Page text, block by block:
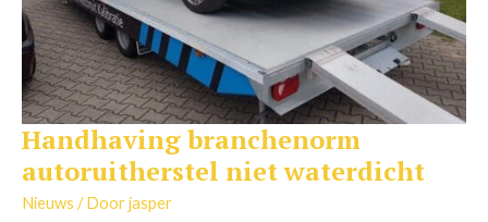
Handhaving branchenorm
autoruitherstel niet waterdicht
Nieuws / Doorjasper
Handhaving
branchenorm
autoruitherstel
niet